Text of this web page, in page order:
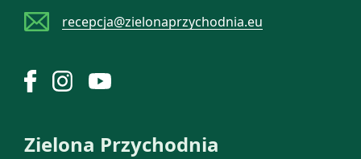
recepcja@zielonaprzychodnia.eu
Zielona Przychodnia